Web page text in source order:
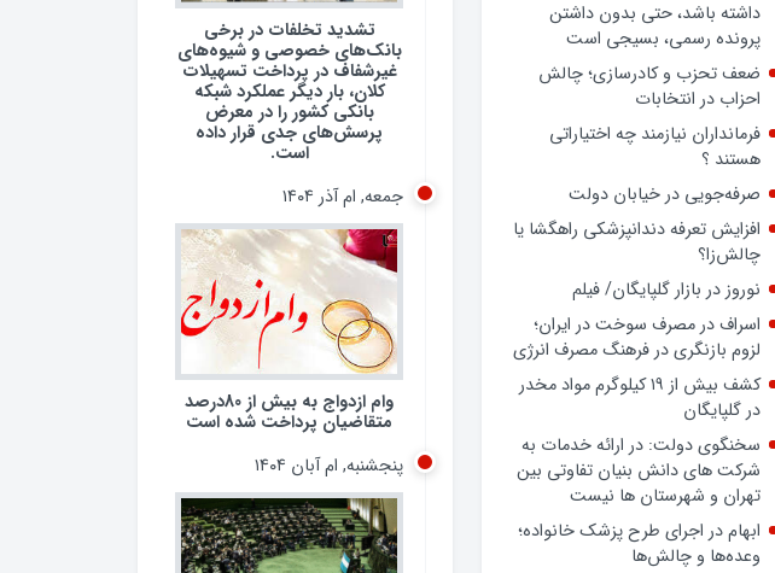
داشته باشد، حتی بدون داشتن
پرونده رسمی، بسیجی است
ضعف تحزب و کادرسازی؛ چالش
احزاب در انتخابات
فرمانداران نیازمند چه اختیاراتی
هستند ؟
صرفه‌جویی در خیابان دولت
افزایش تعرفه دندانپزشکی راهگشا یا
چالش‌زا؟
نوروز در بازار گلپایگان/ فیلم
اسراف در مصرف سوخت در ایران؛
لزوم بازنگری در فرهنگ مصرف انرژی
کشف بیش از ۱۹ کیلوگرم مواد مخدر
در گلپایگان
سخنگوی دولت: در ارائه خدمات به
شرکت های دانش بنیان تفاوتی بین
تهران و شهرستان ها نیست
ابهام در اجرای طرح پزشک خانواده؛
وعده‌ها و چالش‌ها
تشدید تخلفات در برخی
بانک‌های خصوصی و شیوه‌های
غیرشفاف در پرداخت تسهیلات
کلان، بار دیگر عملکرد شبکه
بانکی کشور را در معرض
پرسش‌های جدی قرار داده
است.
جمعه, ام آذر ۱۴۰۴
وام ازدواج به بیش از 80درصد
متقاضیان پرداخت شده است
پنجشنبه, ام آبان ۱۴۰۴